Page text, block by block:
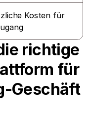
Kosten für
richtige
für
Geschäft